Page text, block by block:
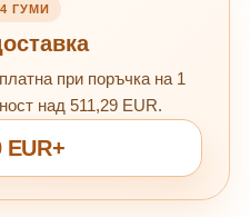
ГУМИ
при поръчка на 1
над 511,29 EUR.
EUR+